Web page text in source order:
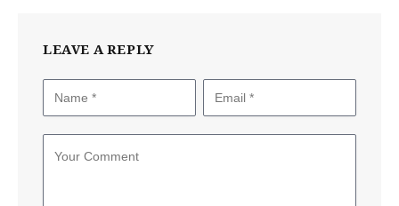
LEAVE A REPLY